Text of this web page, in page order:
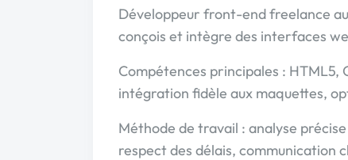
Développeur front-end freelance
conçois et intègre des interfaces
Compétences principales : HTML5,
intégration fidèle aux maquettes,
Méthode de travail : analyse
respect des délais, communication